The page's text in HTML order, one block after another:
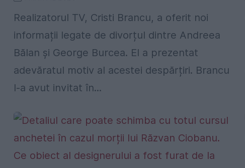
Realizatorul TV, Cristi Brancu, a oferit noi
informații legate de divorțul dintre Andreea
Bălan și George Burcea. El a prezentat
adevăratul motiv al acestei despărțiri. Brancu
l-a avut invitat în...